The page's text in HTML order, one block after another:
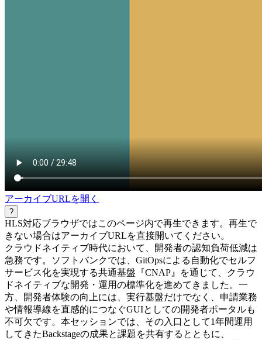
アーカイブURLを開く
?
HLS対応ブラウザではこのページ内で再生できます。再生で
きない場合はアーカイブURLを直接開いてください。
クラウドネイティブ時代において、開発者の認知負荷低減は
急務です。ソフトバンクでは、GitOpsによる自動化でセルフ
サービス化を実現する共通基盤『CNAP』を通じて、クラウ
ドネイティブな開発・運用の標準化を進めてきました。一
方、開発者体験の向上には、実行基盤だけでなく、申請業務
や情報導線を直感的につなぐGUIとしての開発者ポータルも
不可欠です。本セッションでは、その入口として1年間運用
してきたBackstageの成果と課題を共有するとともに、